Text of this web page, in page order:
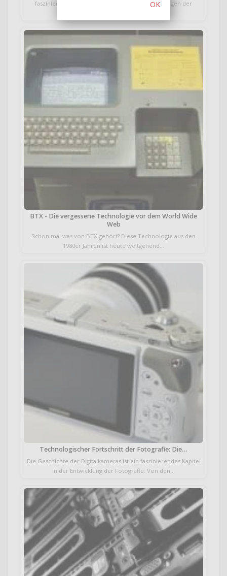
faszinierende Reise von den bescheidenen Anfängen der
BTX - Die vergessene Technologie vor dem World Wide
Web
Schon mal was von BTX gehört? Diese Technologie aus den
1980er Jahren ist heute weitgehend…
Technologischer Fortschritt der Fotografie: Die…
Die Geschichte der Digitalkameras ist ein faszinierendes Kapitel
in der Entwicklung der Fotografie. Von den…
OK